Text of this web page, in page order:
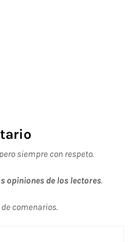
siempre con respeto.
opiniones de los lectores.
comenarios.